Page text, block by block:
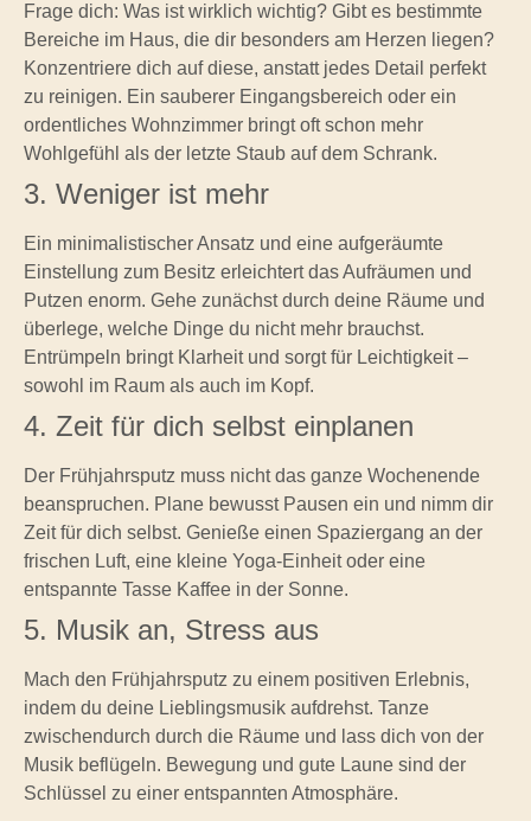
Frage dich: Was ist wirklich wichtig? Gibt es bestimmte
Bereiche im Haus, die dir besonders am Herzen liegen?
Konzentriere dich auf diese, anstatt jedes Detail perfekt
zu reinigen. Ein sauberer Eingangsbereich oder ein
ordentliches Wohnzimmer bringt oft schon mehr
Wohlgefühl als der letzte Staub auf dem Schrank.
3. Weniger ist mehr
Ein minimalistischer Ansatz und eine aufgeräumte
Einstellung zum Besitz erleichtert das Aufräumen und
Putzen enorm. Gehe zunächst durch deine Räume und
überlege, welche Dinge du nicht mehr brauchst.
Entrümpeln bringt Klarheit und sorgt für Leichtigkeit –
sowohl im Raum als auch im Kopf.
4. Zeit für dich selbst einplanen
Der Frühjahrsputz muss nicht das ganze Wochenende
beanspruchen. Plane bewusst Pausen ein und nimm dir
Zeit für dich selbst. Genieße einen Spaziergang an der
frischen Luft, eine kleine Yoga-Einheit oder eine
entspannte Tasse Kaffee in der Sonne.
5. Musik an, Stress aus
Mach den Frühjahrsputz zu einem positiven Erlebnis,
indem du deine Lieblingsmusik aufdrehst. Tanze
zwischendurch durch die Räume und lass dich von der
Musik beflügeln. Bewegung und gute Laune sind der
Schlüssel zu einer entspannten Atmosphäre.